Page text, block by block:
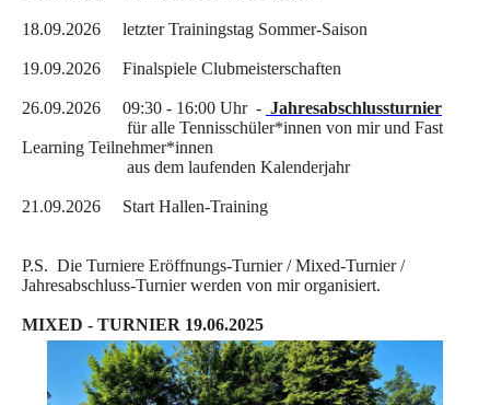
18.09.2026 letzter Trainingstag Sommer-Saison
19.09.2026 Finalspiele Clubmeisterschaften
26.09.2026 09:30 - 16:00 Uhr - Jahresabschlussturnier
für alle Tennisschüler*innen von mir und Fast
Learning Teilnehmer*innen
aus dem laufenden Kalenderjahr
21.09.2026 Start Hallen-Training
P.S. Die Turniere Eröffnungs-Turnier / Mixed-Turnier /
Jahresabschluss-Turnier werden von mir organisiert.
MIXED - TURNIER 19.06.2025